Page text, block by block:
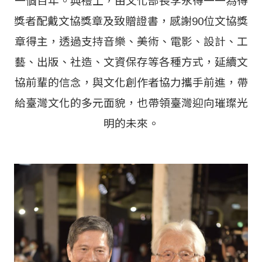
獎者配戴文協獎章及致贈證書，感謝90位文協獎
章得主，透過支持音樂、美術、電影、設計、工
藝、出版、社造、文資保存等各種方式，延續文
協前輩的信念，與文化創作者協力攜手前進，帶
給臺灣文化的多元面貌，也帶領臺灣迎向璀璨光
明的未來。